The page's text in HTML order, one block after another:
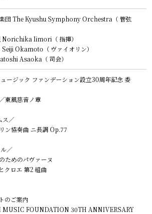
LINK
ENG
GER
団The Kyushu Symphony Orchestra （ 管弦
Norichika Iimori（ 指揮）
Seiji Okamoto（ ヴァイオリン）
Asaoka（ 司会）
ージック ファンデーション設立30周年記念 委
東風慈音ノ章
ス／
ン協奏曲 ニ長調 Op.77
／
ためのパヴァーヌ
クロエ 第2 組曲
のご案内
MUSIC FOUNDATION 30TH ANNIVERSARY